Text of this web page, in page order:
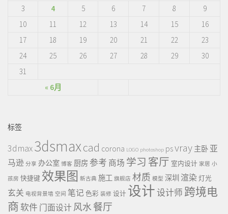
« 6月
3
4 5 6 7 8
9
10
11 12 13 14 15
16
17
18 19 20 21 22
23
24
25 26 27 28 29
30
31
标签
3dmax3dsmaxcad corona LOGO photoshop psvray 主卧 亚
马逊 分享 办公室 博客 厨房 参考 商场 学习 客厅 室内设计 家居 小
孩房 快捷键 效果图 新古典 施工 旗舰店 材质 模型 深圳 渲染 灯光
玄关 电视背景墙 空间 笔记 色彩 装修 设计 设计设计师 跨境电
商软件 门面设计 风水 餐厅